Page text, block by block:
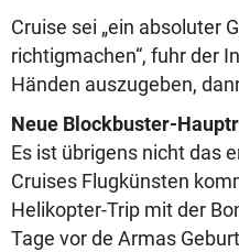
Cruise sei „ein absoluter
richtigmachen“, fuhr der
Händen auszugeben,
Neue Blockbuster-
Es ist übrigens nicht das
Cruises Flugkünsten
Helikopter-Trip mit der
Tage vor de Armas